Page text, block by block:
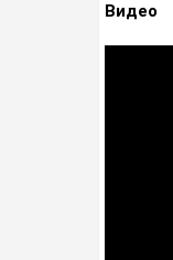
Видео